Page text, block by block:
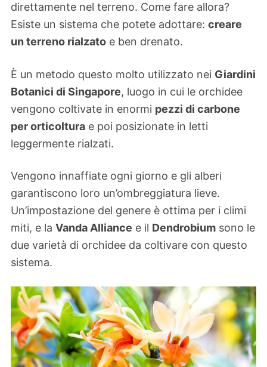
direttamente nel terreno. Come fare allora?
Esiste un sistema che potete adottare: creare
un terreno rialzato e ben drenato.
È un metodo questo molto utilizzato nei Giardini
Botanici di Singapore, luogo in cui le orchidee
vengono coltivate in enormi pezzi di carbone
per orticoltura e poi posizionate in letti
leggermente rialzati.
Vengono innaffiate ogni giorno e gli alberi
garantiscono loro un’ombreggiatura lieve.
Un’impostazione del genere è ottima per i climi
miti, e la Vanda Alliance e il Dendrobium sono le
due varietà di orchidee da coltivare con questo
sistema.